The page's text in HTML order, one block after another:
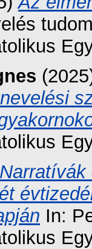
Narratívák
In: